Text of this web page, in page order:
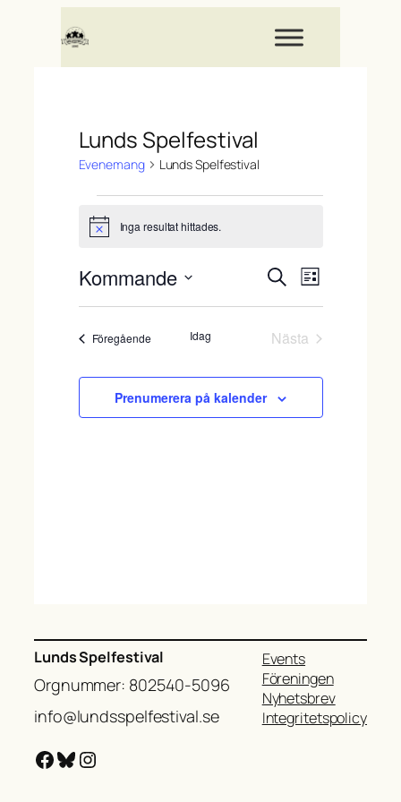
Lunds Spelfestival
Evenemang Lunds Spelfestival
Evenemang
Notis Inga resultat hittades.
Evenemang
Search
and
Navigation
Sök Evenemang
Lista
Kommande
Välj
FöregåendeEvenemang
Idag
Nästa
Prenumerera på kalender
Lunds Spelfestival
Orgnummer: 802540-5096
info@lundsspelfestival.se
Events
Föreningen
Nyhetsbrev
Integritetspolicy
Facebook
Bluesky
Instagram